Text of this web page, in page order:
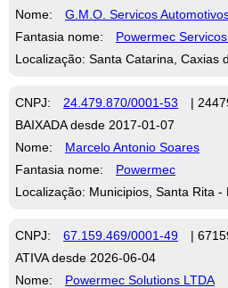
Nome:
G.M.O. Servicos
Fantasia nome:
Powermec
Localização: Santa Catarina, Caxias
CNPJ: 24.479.870/0001-53
|
BAIXADA desde 2017-01-07
Nome:
Marcelo Antonio Soares
Fantasia nome:
Powermec
Localização: Municipios, Santa Rita -
CNPJ: 67.159.469/0001-49
|
ATIVA desde 2026-06-04
Nome:
Powermec Solutions LTDA